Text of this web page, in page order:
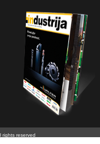
rights reserved